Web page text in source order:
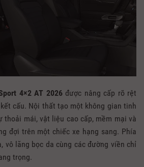
4×2 AT 2026được nâng cấp rõ rệt
cấu. Nội thất tạo một không gian tinh
thoải mái, vật liệu cao cấp, mềm mại và
đợi trên một chiếc xe hạng sang. Phía
vô lăng bọc da cùng các đường viền chỉ
trọng.